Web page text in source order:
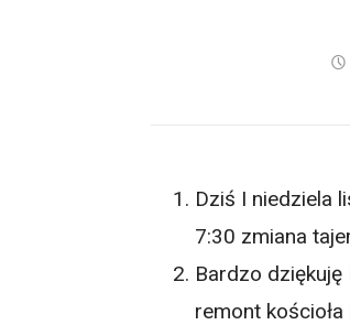
Dziś I niedziela
7:30 zmiana
Bardzo dziękuję
remont